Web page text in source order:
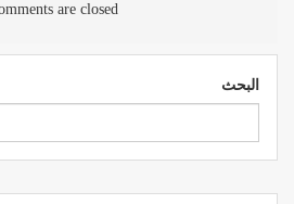
are closed.
البحث